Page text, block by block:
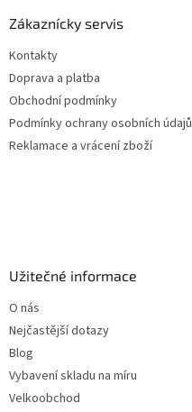
Zákaznícky servis
Kontakty
Doprava a platba
Obchodní podmínky
Podmínky ochrany osobních údajů
Reklamace a vrácení zboží
Užitečné informace
O nás
Nejčastější dotazy
Blog
Vybavení skladu na míru
Velkoobchod